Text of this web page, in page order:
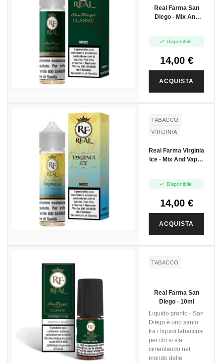
Real Farma San
Diego - Mix And
 Disponibile!
14,00 €
ACQUISTA
TABACCO
VIRGINIA
BIANCO
Real Farma Virginia
Ice - Mix And Vape -
 Disponibile!
14,00 €
ACQUISTA
TABACCO
Real Farma San
Diego - 10ml
Liquido pronto - San
Diego è uno santo
tra i liquidi tabaccosi
per chi si sta
cimentando nel
mondo delle